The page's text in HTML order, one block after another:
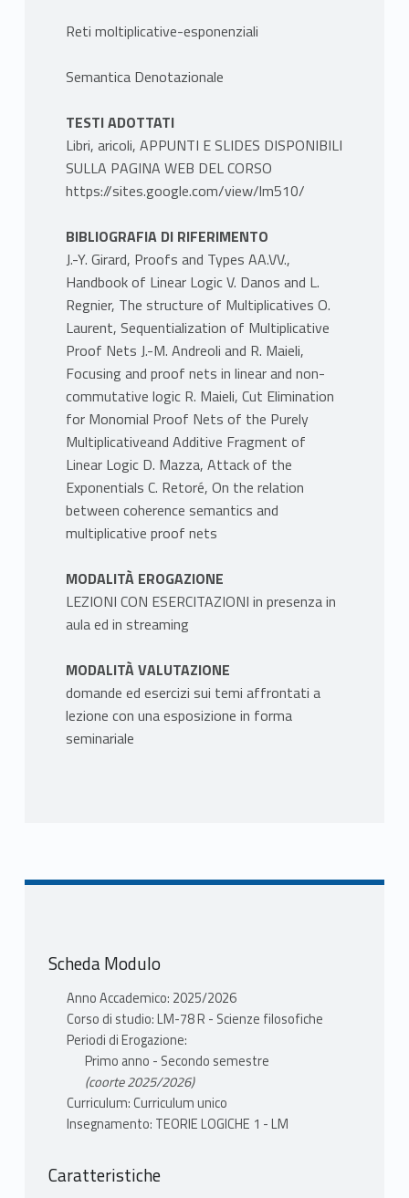
Reti moltiplicative-esponenziali
Semantica Denotazionale
TESTI ADOTTATI
Libri, aricoli, APPUNTI E SLIDES DISPONIBILI
SULLA PAGINA WEB DEL CORSO
https://sites.google.com/view/lm510/
BIBLIOGRAFIA DI RIFERIMENTO
J.-Y. Girard, Proofs and Types AA.VV.,
Handbook of Linear Logic V. Danos and L.
Regnier, The structure of Multiplicatives O.
Laurent, Sequentialization of Multiplicative
Proof Nets J.-M. Andreoli and R. Maieli,
Focusing and proof nets in linear and non-
commutative logic R. Maieli, Cut Elimination
for Monomial Proof Nets of the Purely
Multiplicativeand Additive Fragment of
Linear Logic D. Mazza, Attack of the
Exponentials C. Retoré, On the relation
between coherence semantics and
multiplicative proof nets
MODALITÀ EROGAZIONE
LEZIONI CON ESERCITAZIONI in presenza in
aula ed in streaming
MODALITÀ VALUTAZIONE
domande ed esercizi sui temi affrontati a
lezione con una esposizione in forma
seminariale
Scheda Modulo
Anno Accademico: 2025/2026
Corso di studio: LM-78 R - Scienze filosofiche
Periodi di Erogazione:
Primo anno - Secondo semestre
(coorte 2025/2026)
Curriculum: Curriculum unico
Insegnamento: TEORIE LOGICHE 1 - LM
Caratteristiche